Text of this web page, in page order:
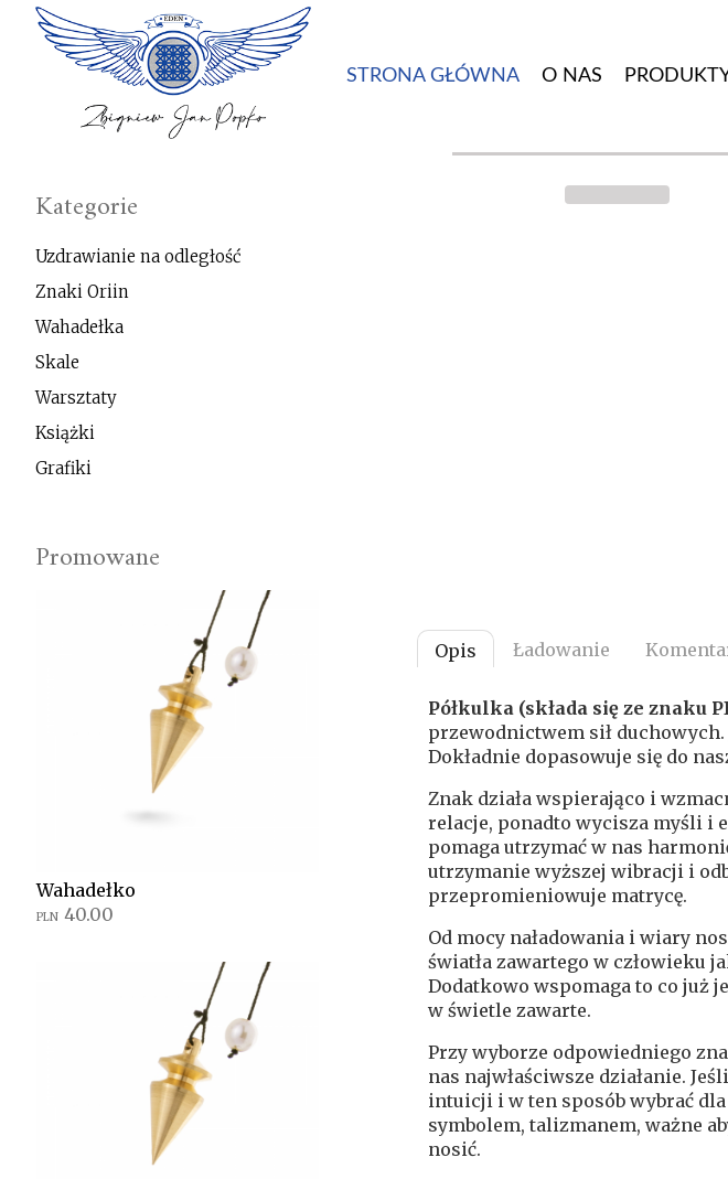
STRONA GŁÓWNA O NAS
Opis Ładowanie
Półkulka (składa się ze znaku
przewodnictwem sił duchowych.
Dokładnie dopasowuje się do
Znak działa wspierająco i
relacje, ponadto wycisza myśli i
pomaga utrzymać w nas
utrzymanie wyższej wibracji i
przepromieniowuje matrycę.
Od mocy naładowania i wiary
światła zawartego w człowieku
Dodatkowo wspomaga to co już
w świetle zawarte.
Przy wyborze odpowiedniego
nas najwłaściwsze działanie.
intuicji i w ten sposób wybrać
symbolem, talizmanem, ważne
nosić.
Kategorie
Uzdrawianie na odległość
Znaki Oriin
Wahadełka
Skale
Warsztaty
Książki
Grafiki
Promowane
Wahadełko
PLN 40.00